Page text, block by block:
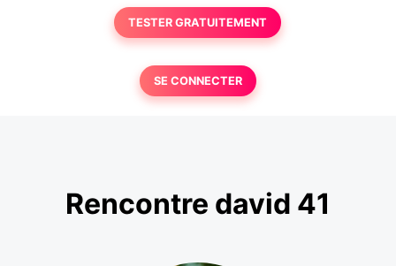
TESTER GRATUITEMENT
SE CONNECTER
Rencontre david 41